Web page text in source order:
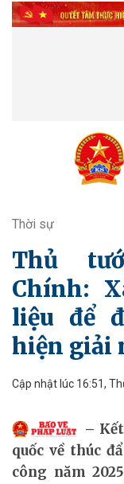
Thời sự
Thủ
Chính:
liệu để
hiện giải
Cập nhật lúc 16:51,
quốc về thúc
công năm